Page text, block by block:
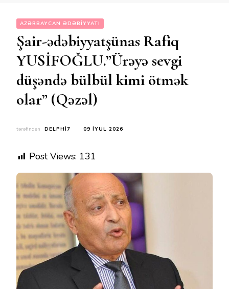
AZƏRBAYCAN ƏDƏBIYYATI
Şair-ədəbiyyatşünas Rafiq
YUSİFOĞLU.”Ürəyə sevgi
düşəndə bülbül kimi ötmək
olar” (Qəzəl)
tərəfindən DELPHI7 09 İYUL 2026
Post Views: 131